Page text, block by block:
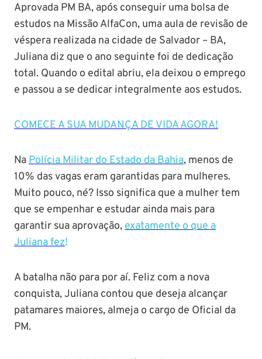
Aprovada PM BA, após conseguir uma bolsa de
estudos na Missão AlfaCon, uma aula de revisão de
véspera realizada na cidade de Salvador – BA,
Juliana diz que o ano seguinte foi de dedicação
total. Quando o edital abriu, ela deixou o emprego
e passou a se dedicar integralmente aos estudos.
COMECE A SUA MUDANÇA DE VIDA AGORA!
NaPolícia Militar do Estado da Bahia, menos de
10% das vagas eram garantidas para mulheres.
Muito pouco, né? Isso significa que a mulher tem
que se empenhar e estudar ainda mais para
garantir sua aprovação,exatamente o que a
Juliana fez!
A batalha não para por aí. Feliz com a nova
conquista, Juliana contou que deseja alcançar
patamares maiores, almeja o cargo de Oficial da
PM.